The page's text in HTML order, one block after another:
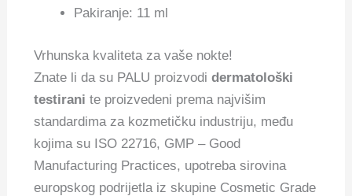
Pakiranje: 11 ml
Vrhunska kvaliteta za vaše nokte!
Znate li da su PALU proizvodidermatološki
testirani te proizvedeni prema najvišim
standardima za kozmetičku industriju, među
kojima su ISO 22716, GMP – Good
Manufacturing Practices, upotreba sirovina
europskog podrijetla iz skupine Cosmetic Grade